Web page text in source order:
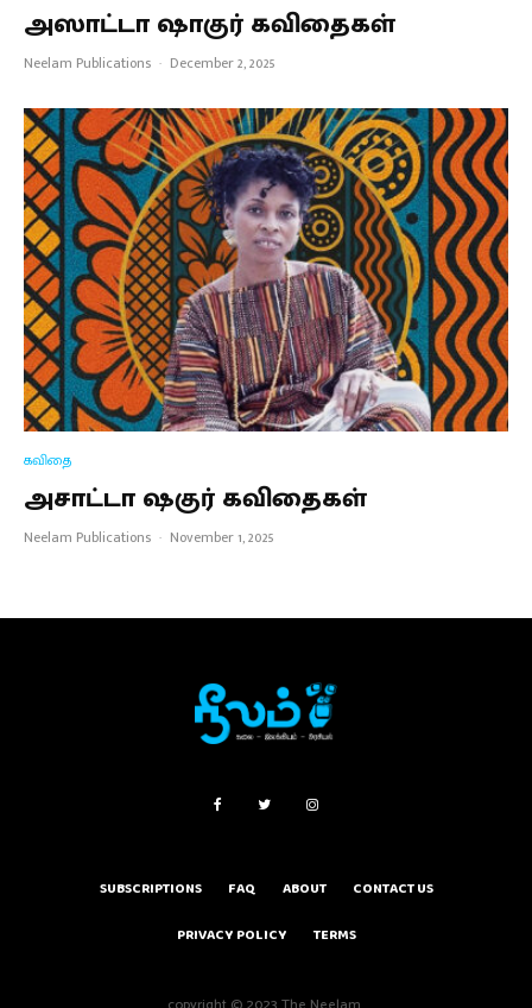
அஸாட்டா ஷாகுர் கவிதைகள்
Neelam Publications · December 2, 2025
கவிதை
அசாட்டா ஷகுர் கவிதைகள்
Neelam Publications · November 1, 2025
SUBSCRIPTIONS FAQ ABOUT CONTACT US
PRIVACY POLICY TERMS